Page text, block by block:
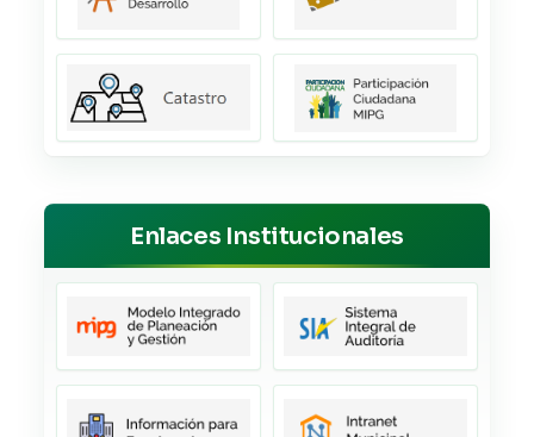
Enlaces Institucionales